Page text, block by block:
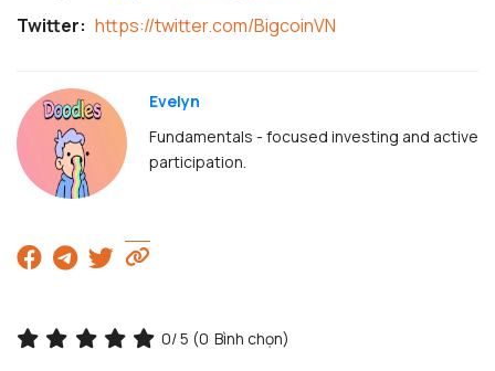
Twitter: https://twitter.com/BigcoinVN
Evelyn
Fundamentals - focused investing and active
participation.
0/ 5 (0 Bình chọn)